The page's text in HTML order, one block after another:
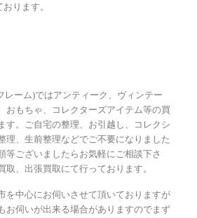
ります。
レーム)ではアンティーク、ヴィンテー
おもちゃ、コレクターズアイテム等の買
す。ご自宅の整理、お引越し、コレクシ
理、生前整理などでご不要になりました
等ございましたらお気軽にご相談下さ
取、出張買取にて行っております。
を中心にお伺いさせて頂いておりますが
お伺いが出来る場合がありますのでまず